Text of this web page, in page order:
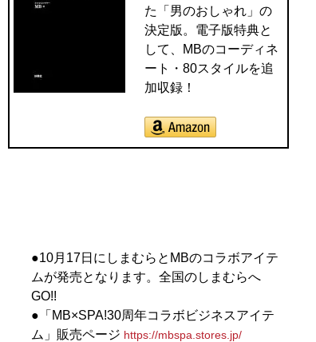
た「男のおしゃれ」の
決定版。電子版特典と
して、MBのコーディネ
ート・80スタイルを追
加収録！
●10月17日にしまむらとMBのコラボアイテ
ムが発売となります。全国のしまむらへ
GO!!
●「MB×SPA!30周年コラボビジネスアイテ
ム」販売ページ https://mbspa.stores.jp/